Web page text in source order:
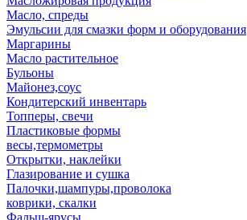
Масло, спреды
Эмульсии для смазки форм и оборудования
Маргарины
Масло растительное
Бульоны
Майонез,соус
Кондитерский инвентарь
Топперы, свечи
Пластиковые формы
весы,термометры
Открытки, наклейки
Глазирование и сушка
Палочки,шампуры,проволока
коврики, скалки
Фальш-ярусы